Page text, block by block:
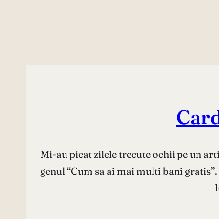
Mi-au picat zilele trecute ochii pe un
genul “Cum sa ai mai multi bani